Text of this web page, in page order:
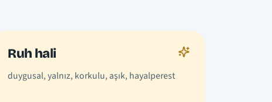
Ruh hali
duygusal, yalnız, korkulu, aşık, hayalperest